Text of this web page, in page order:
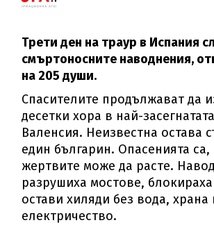
Трети ден на траур в Испания
смъртоносните наводнения,
на 205 души.
Спасителите продължават да
десетки хора в най-
Валенсия. Неизвестна остава
един българин. Опасенията са,
жертвите може да расте.
разрушиха мостове,
остави хиляди без вода, храна
електричество.